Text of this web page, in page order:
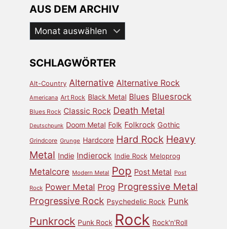
AUS DEM ARCHIV
Aus
dem
SCHLAGWÖRTER
Alt-Country Alternative Alternative Rock
Americana Art Rock Black Metal Blues Bluesrock
Blues Rock Classic Rock Death Metal
Deutschpunk Doom Metal Folk Folkrock Gothic
Grindcore Grunge Hardcore Hard Rock Heavy
Metal Indie Indierock Indie Rock Meloprog
Metalcore Modern Metal Pop Post Metal Post
Rock Power Metal Prog Progressive Metal
Progressive Rock Psychedelic Rock Punk
Punkrock Punk Rock Rock Rock'n'Roll